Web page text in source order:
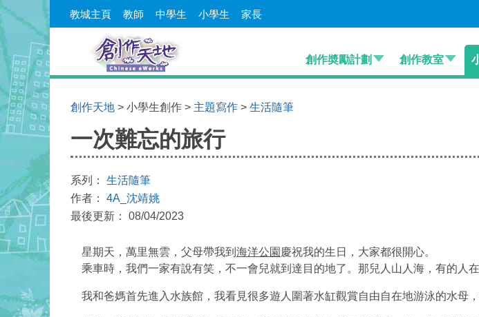
教城主頁 教師 中學生 小學生 家長
創作奬勵計劃 創作教室
創作天地 > 小學生創作 > 主題寫作 > 生活隨筆
一次難忘的旅行
系列： 生活隨筆
作者： 4A_沈靖姚
最後更新： 08/04/2023
星期天，萬里無雲，父母帶我到 海洋公園 慶祝我的生日，大家都很開心。
乘車時，我們一家有說有笑，不一會兒就到達目的地了。那兒人山人海，有的人
我和爸媽首先進入水族館，我看見很多遊人圍著水缸觀賞自由自在地游泳的水母